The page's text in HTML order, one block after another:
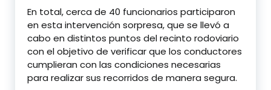
En total, cerca de 40 funcionarios participaron
en esta intervención sorpresa, que se llevó a
cabo en distintos puntos del recinto rodoviario
con el objetivo de verificar que los conductores
cumplieran con las condiciones necesarias
para realizar sus recorridos de manera segura.